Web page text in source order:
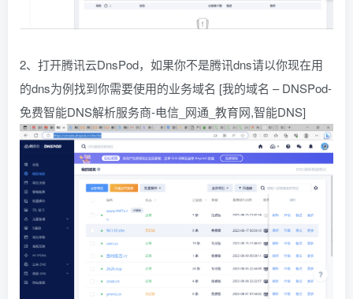
2、打开腾讯云DnsPod，如果你不是腾讯dns请以你现在用
的dns为例找到你需要使用的业务域名 [我的域名 – DNSPod-
免费智能DNS解析服务商-电信_网通_教育网,智能DNS]